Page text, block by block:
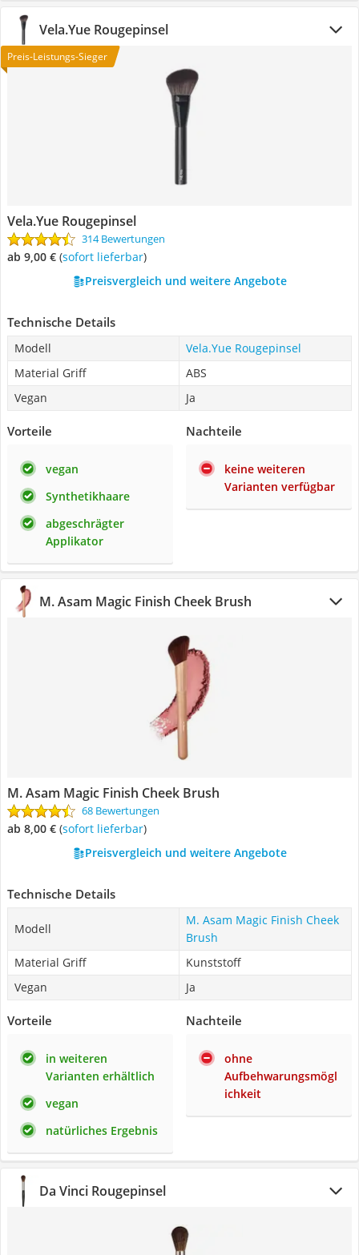
Vela.Yue Rougepinsel
Preis-Leistungs-Sieger
Vela.Yue Rougepinsel
314 Bewertungen
ab 9,00 € ( Sofort lieferbar)
Preisvergleich und weitere Angebote
Technische Details
Modell
Vela.Yue Rougepinsel
Material Griff
ABS
Vegan
Ja
Vorteile
vegan
Synthetikhaare
abgeschrägter
Applikator
Nachteile
keine weiteren
Varianten verfügbar
M. Asam Magic Finish Cheek Brush
M. Asam Magic Finish Cheek Brush
68 Bewertungen
ab 8,00 € ( Sofort lieferbar)
Preisvergleich und weitere Angebote
Technische Details
Modell
M. Asam Magic Finish Cheek
Brush
Material Griff
Kunststoff
Vegan
Ja
Vorteile
in weiteren
Varianten erhältlich
vegan
natürliches Ergebnis
Nachteile
ohne
Aufbehwarungsmögl
ichkeit
Da Vinci Rougepinsel